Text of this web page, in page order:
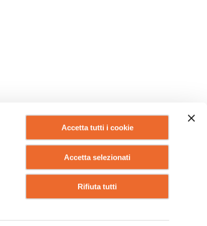
Accetta tutti i cookie
Accetta selezionati
Rifiuta tutti